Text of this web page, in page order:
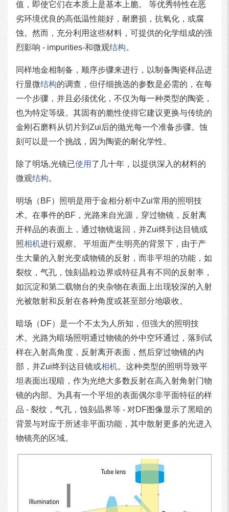
值，即使它们在本质上是基本上脆。 等优秀特性在恶
劣环境优良的高低温性能好，耐磨损，抗氧化，或腐
蚀。然而，充分利用这些材料，可提供的化学组成的强
烈影响 - impurities-和微观结构。
同样地金相制备，顺序步骤来进行，以制备陶瓷样品进
行显微结构的调查，但仔细挑选的参数是必需的，在每
一个步骤，并且必须优化，不仅为每一种类型的陶瓷，
也为特定等级。其固有的脆性使得它建议更换与传统的
金刚石磨料从切片到Zui后的抛光每一个准备步骤。蚀
刻可以是一个挑战，因为陶瓷的耐化学性。
除了明场,光镜已使用 了几十年，以提供深入的材料的
微观结构。
明场（BF）照明是用于金相分析中Zui常用的照明技
术。在事件的BF，光路来自光源，穿过物镜，反射离
开样品的表面上，通过物镜返回，并Zui终到达目镜或
照相机进行观察。 平坦面产生明亮的背景下，由于产
生大量的入射光变成物镜的反射，而非平坦的功能，如
裂纹，气孔，蚀刻晶粒边界或特征具有不同的反射率，
如沉淀和第二载物台的夹杂物在表面上出现较深的入射
光被散射和反射在各种角度或甚至部分地吸收。
暗场（DF）是一个不太为人所知，但强大的照明技
术。光路为暗场照明通过物镜的外中空环通过，落到试
样在入射高角度，反射离开表面，然后穿过物镜的内
部，并Zui终到达目镜或相机。这种类型的照明导致平
坦表面出现暗，作为光绝大多数反射在高入射角射门物
镜的内部。为具有一个平坦的表面偶尔非平面特征的样
品 - 裂纹，气孔，蚀刻晶界等 - 对DF图像显示了黑暗的
背景与对应于所述非平面功能，其中散射更多的光进入
物镜亮的区域。